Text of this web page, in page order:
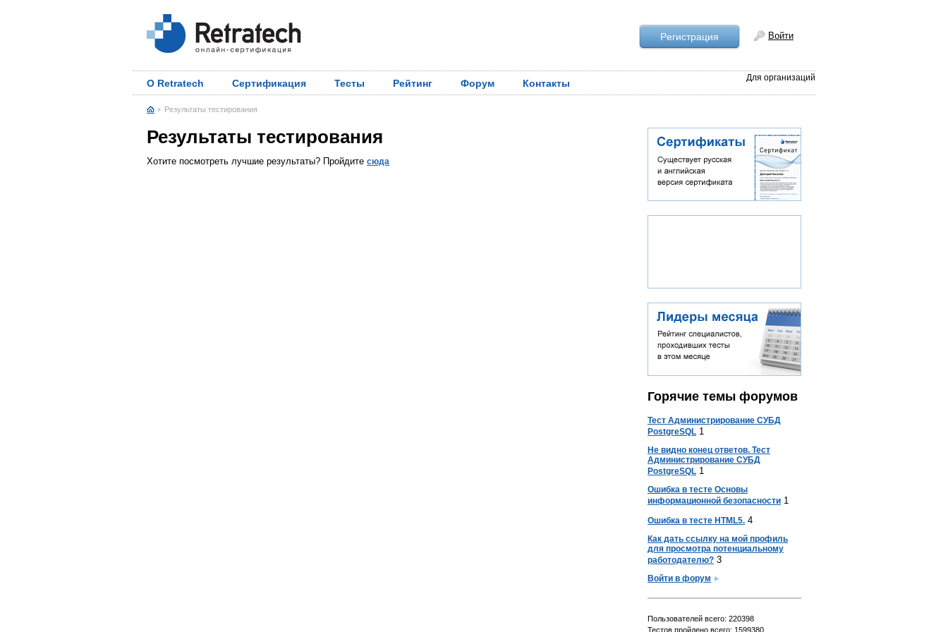
Рeгистрация Войти
Для организаций
О Retratech Сертификация Тесты Рейтинг Форум Контакты
Результаты тестирования
Результаты тестирования
Хотите посмотреть лучшие результаты? Пройдите сюда
Горячие темы форумов
Тест Администрирование СУБД
PostgreSQL 1
Не видно конец ответов. Тест
Администрирование СУБД
PostgreSQL 1
Ошибка в тесте Основы
информационной безопасности 1
Ошибка в тесте HTML5. 4
Как дать ссылку на мой профиль
для просмотра потенциальному
работодателю? 3
Войти в форум
Пользователей всего: 220398
Тестов пройдено всего: 1599380